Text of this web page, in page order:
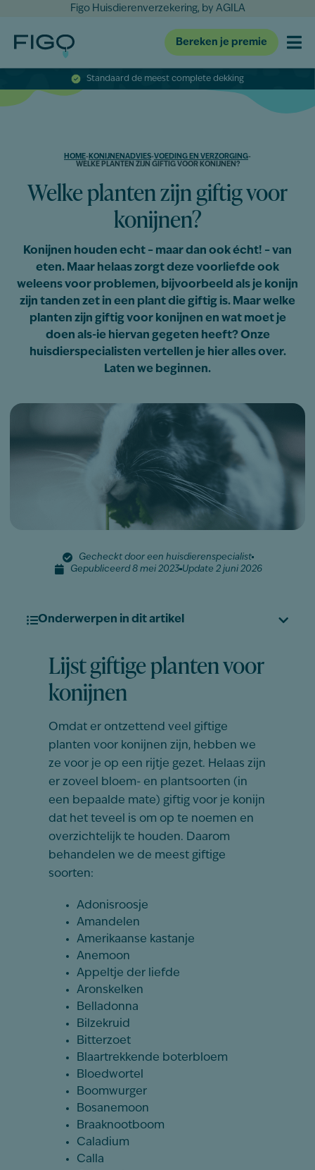
Figo Huisdierenverzekering, by AGILA
Bereken je premie
Standaard de meest complete dekking
HOME- KONIJNENADVIES-VOEDING EN VERZORGING-
WELKE PLANTEN ZIJN GIFTIG VOOR KONIJNEN?
Welke planten zijn giftig voor
konijnen?
Konijnen houden echt – maar dan ook écht! – van
eten. Maar helaas zorgt deze voorliefde ook
weleens voor problemen, bijvoorbeeld als je konijn
zijn tanden zet in een plant die giftig is. Maar welke
planten zijn giftig voor konijnen en wat moet je
doen als-ie hiervan gegeten heeft? Onze
huisdierspecialisten vertellen je hier alles over.
Laten we beginnen.
Gecheckt door een huisdierenspecialist
Gepubliceerd 8 mei 2023 Update 2 juni 2026
Onderwerpen in dit artikel
Lijst giftige planten voor
konijnen
Omdat er ontzettend veel giftige
planten voor konijnen zijn, hebben we
ze voor je op een rijtje gezet. Helaas zijn
er zoveel bloem- en plantsoorten (in
een bepaalde mate) giftig voor je konijn
dat het teveel is om op te noemen en
overzichtelijk te houden. Daarom
behandelen we de meest giftige
soorten:
Adonisroosje
Amandelen
Amerikaanse kastanje
Anemoon
Appeltje der liefde
Aronskelken
Belladonna
Bilzekruid
Bitterzoet
Blaartrekkende boterbloem
Bloedwortel
Boomwurger
Bosanemoon
Braaknootboom
Caladium
Calla